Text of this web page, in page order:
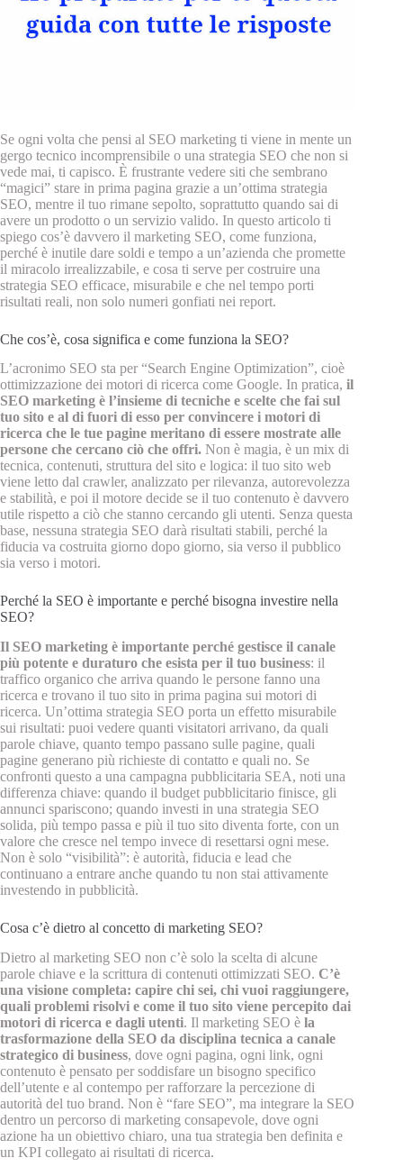
Se ogni volta che pensi al SEO marketing ti viene in mente un
gergo tecnico incomprensibile o una strategia SEO che non si
vede mai, ti capisco. È frustrante vedere siti che sembrano
“magici” stare in prima pagina grazie a un’ottima strategia
SEO, mentre il tuo rimane sepolto, soprattutto quando sai di
avere un prodotto o un servizio valido. In questo articolo ti
spiego cos’è davvero il marketing SEO, come funziona,
perché è inutile dare soldi e tempo a un’azienda che promette
il miracolo irrealizzabile, e cosa ti serve per costruire una
strategia SEO efficace, misurabile e che nel tempo porti
risultati reali, non solo numeri gonfiati nei report.
Che cos’è, cosa significa e come funziona la SEO?
L’acronimo SEO sta per “Search Engine Optimization”, cioè
ottimizzazione dei motori di ricerca come Google. In pratica, il
SEO marketing è l’insieme di tecniche e scelte che fai sul
tuo sito e al di fuori di esso per convincere i motori di
ricerca che le tue pagine meritano di essere mostrate alle
persone che cercano ciò che offri. Non è magia, è un mix di
tecnica, contenuti, struttura del sito e logica: il tuo sito web
viene letto dal crawler, analizzato per rilevanza, autorevolezza
e stabilità, e poi il motore decide se il tuo contenuto è davvero
utile rispetto a ciò che stanno cercando gli utenti. Senza questa
base, nessuna strategia SEO darà risultati stabili, perché la
fiducia va costruita giorno dopo giorno, sia verso il pubblico
sia verso i motori.
Perché la SEO è importante e perché bisogna investire nella
SEO?
Il SEO marketing è importante perché gestisce il canale
più potente e duraturo che esista per il tuo business: il
traffico organico che arriva quando le persone fanno una
ricerca e trovano il tuo sito in prima pagina sui motori di
ricerca. Un’ottima strategia SEO porta un effetto misurabile
sui risultati: puoi vedere quanti visitatori arrivano, da quali
parole chiave, quanto tempo passano sulle pagine, quali
pagine generano più richieste di contatto e quali no. Se
confronti questo a una campagna pubblicitaria SEA, noti una
differenza chiave: quando il budget pubblicitario finisce, gli
annunci spariscono; quando investi in una strategia SEO
solida, più tempo passa e più il tuo sito diventa forte, con un
valore che cresce nel tempo invece di resettarsi ogni mese.
Non è solo “visibilità”: è autorità, fiducia e lead che
continuano a entrare anche quando tu non stai attivamente
investendo in pubblicità.
Cosa c’è dietro al concetto di marketing SEO?
Dietro al marketing SEO non c’è solo la scelta di alcune
parole chiave e la scrittura di contenuti ottimizzati SEO. C’è
una visione completa: capire chi sei, chi vuoi raggiungere,
quali problemi risolvi e come il tuo sito viene percepito dai
motori di ricerca e dagli utenti. Il marketing SEO è la
trasformazione della SEO da disciplina tecnica a canale
strategico di business, dove ogni pagina, ogni link, ogni
contenuto è pensato per soddisfare un bisogno specifico
dell’utente e al contempo per rafforzare la percezione di
autorità del tuo brand. Non è “fare SEO”, ma integrare la SEO
dentro un percorso di marketing consapevole, dove ogni
azione ha un obiettivo chiaro, una tua strategia ben definita e
un KPI collegato ai risultati di ricerca.